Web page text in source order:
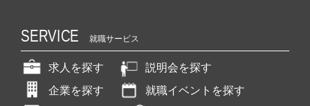
SERVICE 就職サービス
求人を探す
説明会を探す
企業を探す
就職イベントを探す